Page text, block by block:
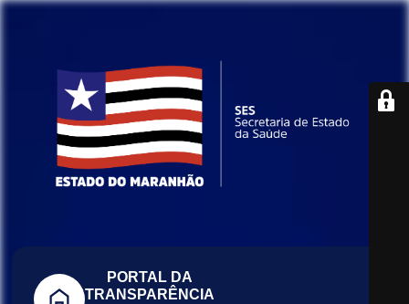
PORTAL DA
TRANSPARÊNCIA